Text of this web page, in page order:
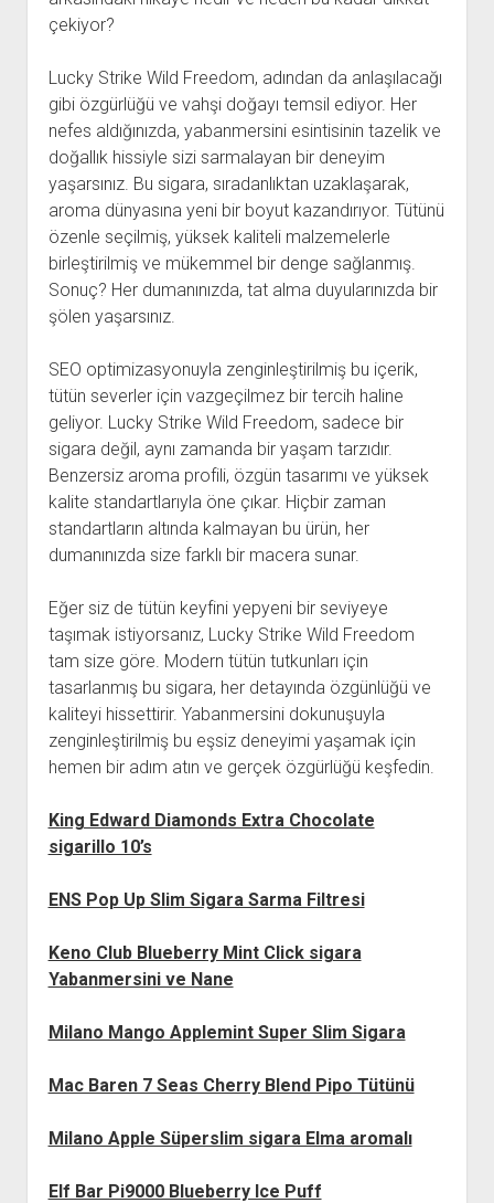
çekiyor?
Lucky Strike Wild Freedom, adından da anlaşılacağı
gibi özgürlüğü ve vahşi doğayı temsil ediyor. Her
nefes aldığınızda, yabanmersini esintisinin tazelik ve
doğallık hissiyle sizi sarmalayan bir deneyim
yaşarsınız. Bu sigara, sıradanlıktan uzaklaşarak,
aroma dünyasına yeni bir boyut kazandırıyor. Tütünü
özenle seçilmiş, yüksek kaliteli malzemelerle
birleştirilmiş ve mükemmel bir denge sağlanmış.
Sonuç? Her dumanınızda, tat alma duyularınızda bir
şölen yaşarsınız.
SEO optimizasyonuyla zenginleştirilmiş bu içerik,
tütün severler için vazgeçilmez bir tercih haline
geliyor. Lucky Strike Wild Freedom, sadece bir
sigara değil, aynı zamanda bir yaşam tarzıdır.
Benzersiz aroma profili, özgün tasarımı ve yüksek
kalite standartlarıyla öne çıkar. Hiçbir zaman
standartların altında kalmayan bu ürün, her
dumanınızda size farklı bir macera sunar.
Eğer siz de tütün keyfini yepyeni bir seviyeye
taşımak istiyorsanız, Lucky Strike Wild Freedom
tam size göre. Modern tütün tutkunları için
tasarlanmış bu sigara, her detayında özgünlüğü ve
kaliteyi hissettirir. Yabanmersini dokunuşuyla
zenginleştirilmiş bu eşsiz deneyimi yaşamak için
hemen bir adım atın ve gerçek özgürlüğü keşfedin.
King Edward Diamonds Extra Chocolate
sigarillo 10’s
ENS Pop Up Slim Sigara Sarma Filtresi
Keno Club Blueberry Mint Click sigara
Yabanmersini ve Nane
Milano Mango Applemint Super Slim Sigara
Mac Baren 7 Seas Cherry Blend Pipo Tütünü
Milano Apple Süperslim sigara Elma aromalı
Elf Bar Pi9000 Blueberry Ice Puff